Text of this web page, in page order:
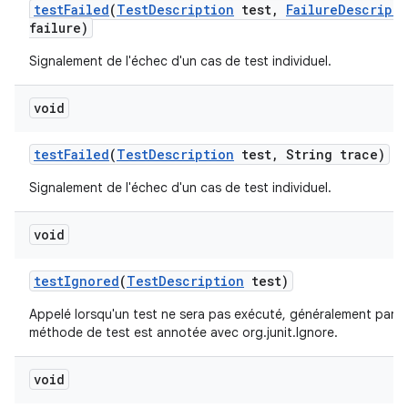
testFailed(TestDescription test, Failure
failure)
Signalement de l'échec d'un cas de test individuel.
void
testFailed(TestDescription test, String trace)
Signalement de l'échec d'un cas de test individuel.
void
testIgnored(TestDescription test)
Appelé lorsqu'un test ne sera pas exécuté, généralement
méthode de test est annotée avec org.junit.Ignore.
void